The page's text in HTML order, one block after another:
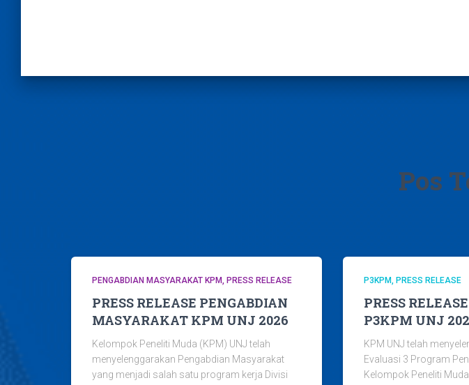
Pos
PENGABDIAN MASYARAKAT KPM PRESS RELEASE
PRESS RELEASE PENGABDIAN
MASYARAKAT KPM UNJ 2026
Kelompok Peneliti Muda (KPM) UNJ telah
menyelenggarakan Pengabdian Masyarakat
yang menjadi salah satu program kerja Divisi
P3KPM PRESS RELEASE
PRESS
P3KPM UNJ
KPM UNJ telah
Evaluasi 3 Program
Kelompok Peneliti